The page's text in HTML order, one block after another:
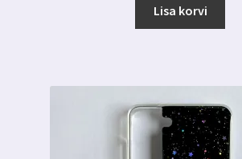
oli:
8.00 €. 3.99 €.
Lisa korvi